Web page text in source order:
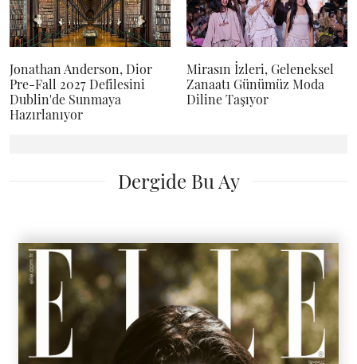
Jonathan Anderson, Dior
Pre-Fall 2027 Defilesini
Dublin'de Sunmaya
Hazırlanıyor
Mirasın İzleri, Geleneksel
Zanaatı Günümüz Moda
Diline Taşıyor
Dergide Bu Ay